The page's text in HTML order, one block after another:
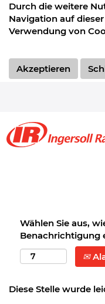
Durch die weitere
Navigation auf
Verwendung von
Akzeptieren
Wählen Sie aus,
Benachrichtigung
Diese Stelle wurde